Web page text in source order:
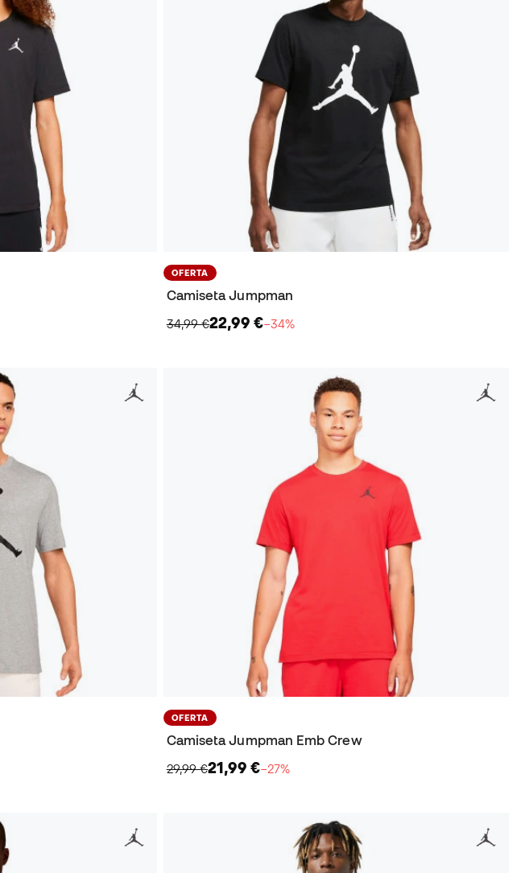
OFERTA
Camiseta Jumpman
34,99 €22,99 €−34%
OFERTA
Camiseta Jumpman Emb Crew
29,99 €21,99 €−27%